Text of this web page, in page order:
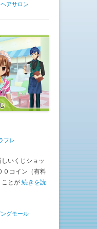
ヘアサロン
フレ
いくじショッ
０コイン（有料
ことが 続きを読
グモール